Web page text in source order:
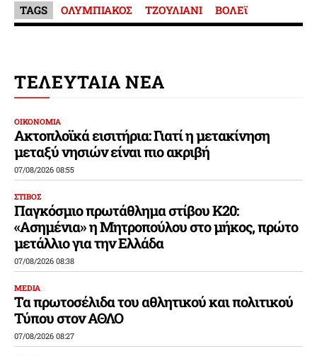
TAGS ΟΛΥΜΠΙΑΚΟΣ ΤΖΟΥΛΙΑΝΙ ΒΟΛΕϊ
ΤΕΛΕΥΤΑΙΑ ΝΕΑ
ΟΙΚΟΝΟΜΙΑ
Ακτοπλοϊκά εισιτήρια: Γιατί η μετακίνηση
μεταξύ νησιών είναι πιο ακριβή
07/08/2026 08:55
ΣΤΙΒΟΣ
Παγκόσμιο πρωτάθλημα στίβου Κ20:
«Ασημένια» η Μητροπούλου στο μήκος, πρώτο
μετάλλιο για την Ελλάδα
07/08/2026 08:38
MEDIA
Τα πρωτοσέλιδα του αθλητικού και πολιτικού
Τύπου στον ΑΘΛΟ
07/08/2026 08:27